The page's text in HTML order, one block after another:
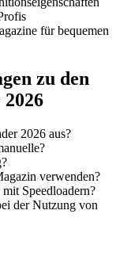
für bequemen
zu den
2026 aus?
verwenden?
Speedloadern?
der Nutzung von